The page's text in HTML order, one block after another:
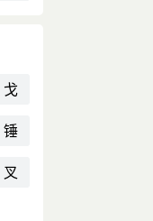
戈
锤
叉